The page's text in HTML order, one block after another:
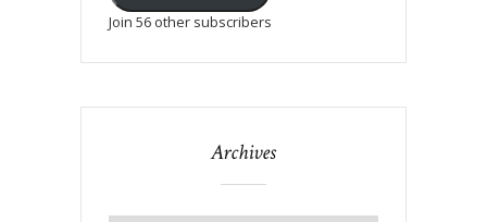
Join 56 other subscribers
Archives